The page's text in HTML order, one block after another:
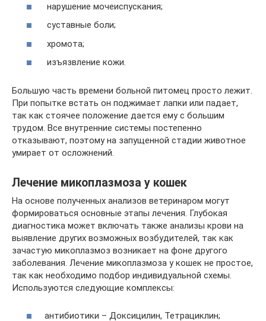
нарушение мочеиспускания;
суставные боли;
хромота;
изъязвление кожи.
Большую часть времени больной питомец просто лежит.
При попытке встать он поджимает лапки или падает,
так как стоячее положение дается ему с большим
трудом. Все внутренние системы постепенно
отказывают, поэтому на запущенной стадии животное
умирает от осложнений.
Лечение микоплазмоза у кошек
На основе полученных анализов ветеринаром могут
формироваться основные этапы лечения. Глубокая
диагностика может включать также анализы крови на
выявление других возможных возбудителей, так как
зачастую микоплазмоз возникает на фоне другого
заболевания. Лечение микоплазмоза у кошек не простое,
так как необходимо подбор индивидуальной схемы.
Используются следующие комплексы:
антибиотики – Доксицилин, Тетрациклин;